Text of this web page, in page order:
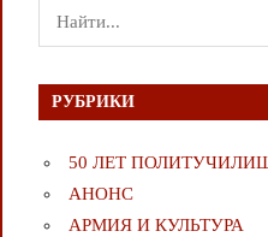
Поиск
для:
РУБРИКИ
50 ЛЕТ
АНОНС
АРМИЯ И КУЛЬТУРА